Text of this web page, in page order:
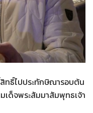
ธิ์ไปประทักษิณารอบต้น
ด็จพระสัมมาสัมพุทธเจ้า